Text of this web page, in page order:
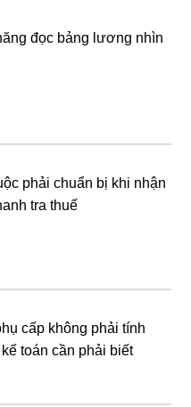
đọc bảng lương nhìn
phải chuẩn bị khi nhận
tra thuế
cấp không phải tính
toán cần phải biết